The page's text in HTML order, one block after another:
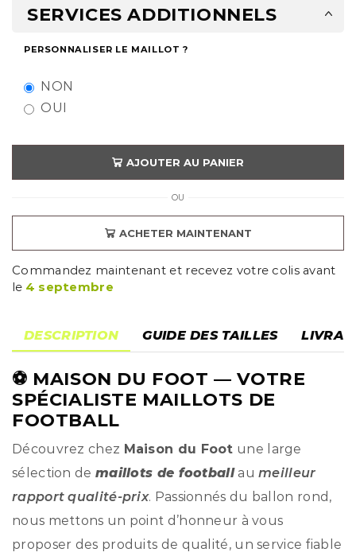
SERVICES ADDITIONNELS
PERSONNALISER LE MAILLOT ?
NON
OUI
AJOUTER AU PANIER
OU
ACHETER MAINTENANT
Commandez maintenant et recevez votre colis avant
le 4 septembre
DESCRIPTION GUIDE DES TAILLES
⚽ MAISON DU FOOT — VOTRE
SPÉCIALISTE MAILLOTS DE
FOOTBALL
Découvrez chez Maison du Foot une large
sélection de maillots de footballaumeilleur
rapport qualité-prix. Passionnés du ballon rond,
nous mettons un point d’honneur à vous
proposer des produits de qualité, un service fiable